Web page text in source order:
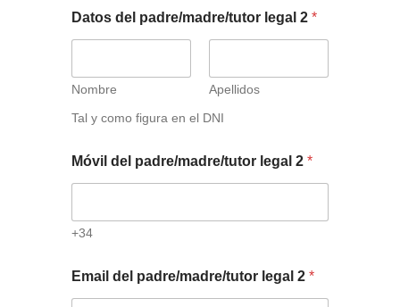
Datos del padre/madre/tutor legal 2 *
Nombre
Apellidos
Tal y como figura en el DNI
Móvil del padre/madre/tutor legal 2 *
+34
Email del padre/madre/tutor legal 2 *